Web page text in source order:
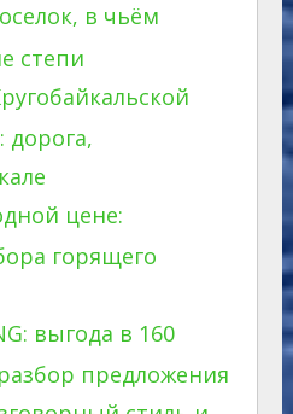
в чьём
степи
дорога,
цене:
горящего
выгода в 160
предложения